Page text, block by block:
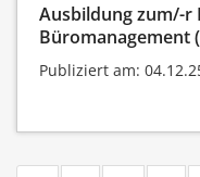
Ausbildung zum/-
Büromanagement
Publiziert am: